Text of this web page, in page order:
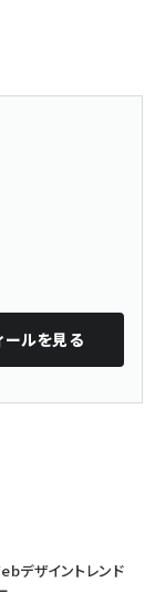
ールを見る
デザイントレンド